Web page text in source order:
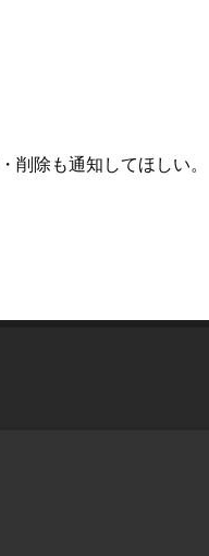
除も通知してほしい。